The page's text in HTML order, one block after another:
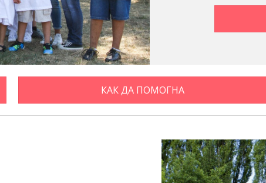
КАК ДА ПОМОГНА